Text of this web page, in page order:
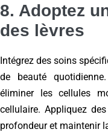
8. Adoptez
des lèvres
Intégrez des soins
de beauté
éliminer les cellules
cellulaire. Appliquez
profondeur et maintenir